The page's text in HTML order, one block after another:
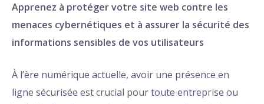
Apprenez à protéger votre site web contre les
menaces cybernétiques et à assurer la sécurité des
informations sensibles de vos utilisateurs
À l’ère numérique actuelle, avoir une présence en
ligne sécurisée est crucial pour toute entreprise ou